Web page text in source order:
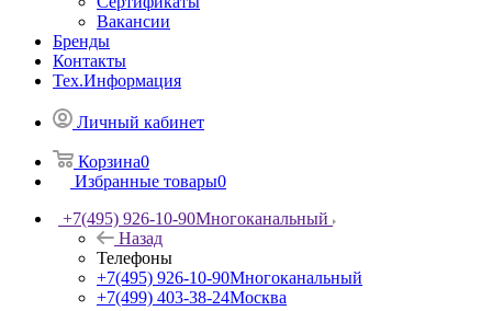
Вакансии
Бренды
Контакты
Тех.Информация
Личный кабинет
Корзина0
Избранные товары0
+7(495) 926-10-90Многоканальный
Назад
Телефоны
+7(495) 926-10-90Многоканальный
+7(499) 403-38-24Москва